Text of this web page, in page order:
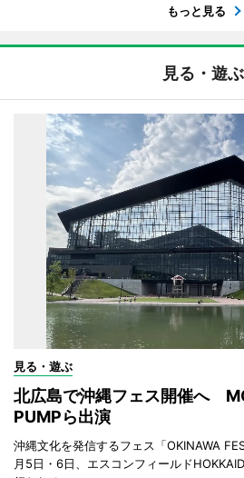
もっと見る
見る・遊ぶ
見る・遊ぶ
北広島で沖縄フェス開催へ
PUMPら出演
沖縄文化を発信するフェス「OKINAWA
月5日・6日、エスコンフィールド